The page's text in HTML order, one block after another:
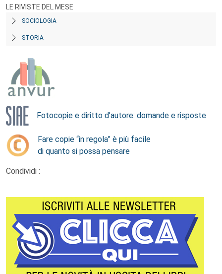
LE RIVISTE DEL MESE
SOCIOLOGIA
STORIA
Fotocopie e diritto d’autore: domande e risposte
Fare copie “in regola” è più facile
di quanto si possa pensare
Condividi :